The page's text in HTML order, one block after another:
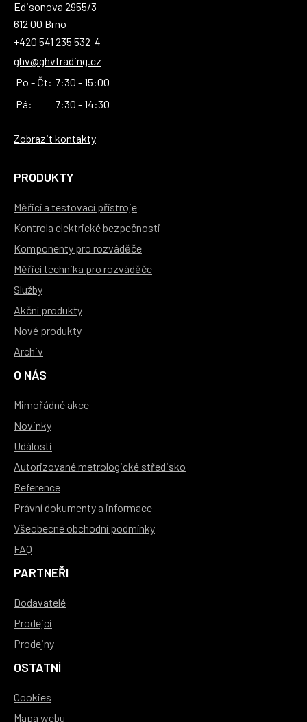
Edisonova 2955/3
612 00 Brno
+420 541 235 532-4
ghv@ghvtrading.cz
Po - Čt: 7:30 - 15:00
Pá:
7:30 - 14:30
Zobrazit kontakty
PRODUKTY
Měřicí a testovací přístroje
Kontrola elektrické bezpečnosti
Komponenty pro rozváděče
Měřicí technika pro rozváděče
Služby
Akční produkty
Nové produkty
Archiv
O NÁS
Mimořádné akce
Novinky
Události
Autorizované metrologické středisko
Reference
Právní dokumenty a informace
Všeobecné obchodní podmínky
FAQ
PARTNEŘI
Dodavatelé
Prodejci
Prodejny
OSTATNÍ
Cookies
Mapa webu